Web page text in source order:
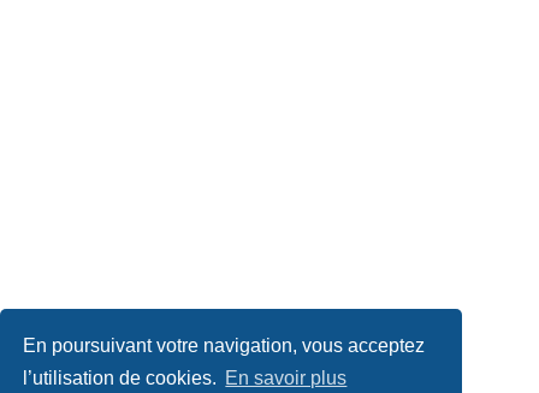
En poursuivant votre navigation, vous acceptez
l’utilisation de cookies. En savoir plus